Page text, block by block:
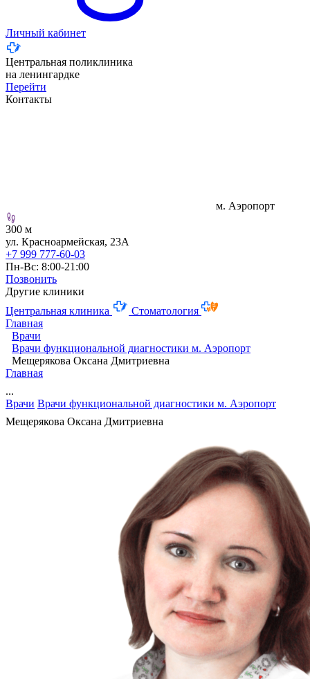
Личный кабинет
Центральная поликлиника
на ленингардке
Перейти
Контакты
м. Аэропорт
300 м
ул. Красноармейская, 23А
+7 999 777-60-03
Пн-Вс: 8:00-21:00
Позвонить
Другие клиники
Центральная клиника
Стоматология
Главная
Врачи
Врачи функциональной диагностики м. Аэропорт
Мещерякова Оксана Дмитриевна
Главная
...
Врачи Врачи функциональной диагностики м. Аэропорт
Мещерякова Оксана Дмитриевна